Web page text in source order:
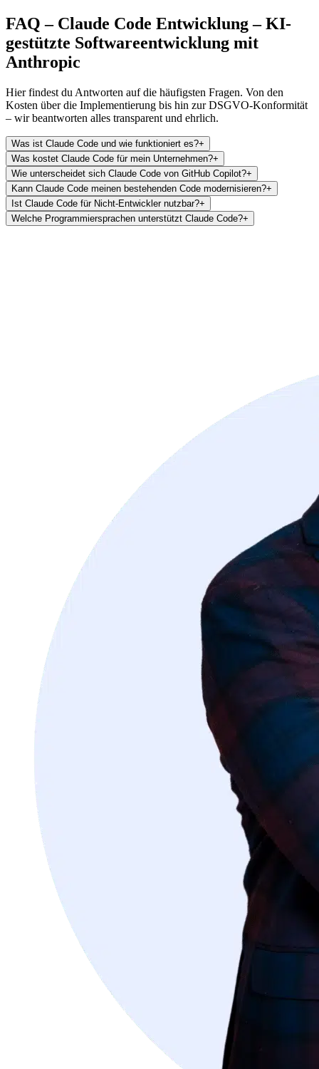
FAQ – Claude Code Entwicklung – KI-
gestützte Softwareentwicklung mit
Anthropic
Hier findest du Antworten auf die häufigsten Fragen. Von den
Kosten über die Implementierung bis hin zur DSGVO-Konformität
– wir beantworten alles transparent und ehrlich.
Was ist Claude Code und wie funktioniert es?+
Was kostet Claude Code für mein Unternehmen?+
Wie unterscheidet sich Claude Code von GitHub Copilot?+
Kann Claude Code meinen bestehenden Code modernisieren?+
Ist Claude Code für Nicht-Entwickler nutzbar?+
Welche Programmiersprachen unterstützt Claude Code?+